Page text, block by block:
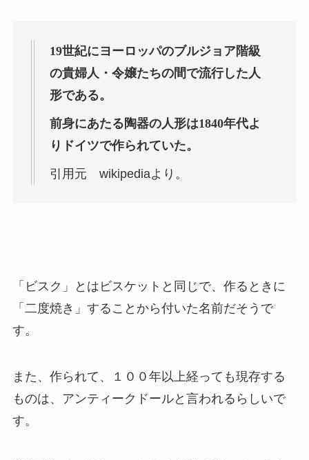
19世紀にヨーロッパのブルジョア階級
の貴婦人・令嬢たちの間で流行した人
形である。
前身にあたる陶器の人形は1840年代よ
りドイツで作られていた。
引用元 wikipediaより。
「ビスク」とはビスケットと同じで、作るときに
「二度焼き」することから付いた名前だそうで
す。
また、作られて、１００年以上経っても現存する
ものは、アンティークドールと言われるらしいで
す。